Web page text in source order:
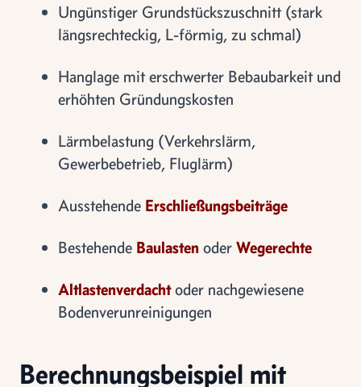
Ungünstiger Grundstückszuschnitt (stark
längsrechteckig, L-förmig, zu schmal)
Hanglage mit erschwerter Bebaubarkeit und
erhöhten Gründungskosten
Lärmbelastung (Verkehrslärm,
Gewerbebetrieb, Fluglärm)
Ausstehende Erschließungsbeiträge
Bestehende Baulasten oder Wegerechte
Altlastenverdachtoder nachgewiesene
Bodenverunreinigungen
Berechnungsbeispiel mit